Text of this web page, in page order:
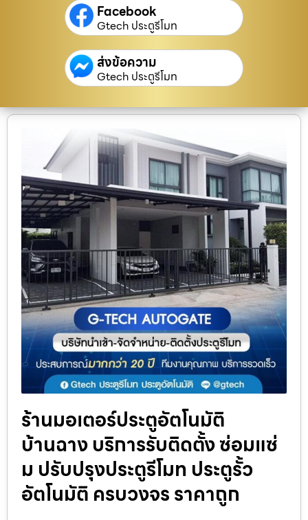
Facebook
Gtech ประตูรีโมท
ส่งข้อความ
Gtech ประตูรีโมท
ร้านมอเตอร์ประตูอัตโนมัติ
บ้านฉาง บริการรับติดตั้ง ซ่อมแซ่
ม ปรับปรุงประตูรีโมท ประตูรั้ว
อัตโนมัติ ครบวงจร ราคาถูก